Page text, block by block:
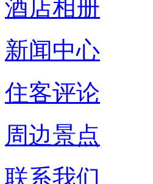
酒店相册
新闻中心
住客评论
周边景点
联系我们